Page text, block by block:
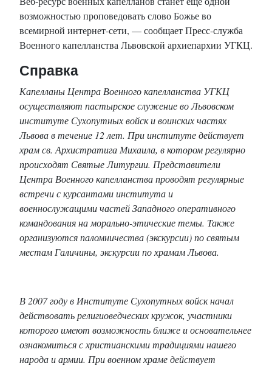
возможностью проповедовать слово Божье во
всемирной интернет-сети, — сообщает Пресс-служба
Военного капелланства Львовской архиепархии УГКЦ.
Справка
Капелланы Центра Военного капелланства УГКЦ
осуществляют пастырское служение во Львовском
институте Сухопутных войск и воинских частях
Львова в течение 12 лет. При институте действует
храм св. Архистратига Михаила, в котором регулярно
происходят Святые Литургии. Представители
Центра Военного капелланства проводят регулярные
встречи с курсантами института и
военнослужащими частей Западного оперативного
командования на морально-этические темы. Также
организуются паломничества (экскурсии) по святым
местам Галичины, экскурсии по храмам Львова.
В 2007 году в Институте Сухопутных войск начал
действовать религиоведческих кружок, участники
которого имеют возможность ближе и основательнее
ознакомиться с христианскими традициями нашего
народа и армии. При военном храме действует